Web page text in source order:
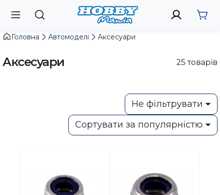
Головна Автомоделі Аксесуари
Аксесуари 25 товарів
Не фільтрувати
Сортувати за популярністю